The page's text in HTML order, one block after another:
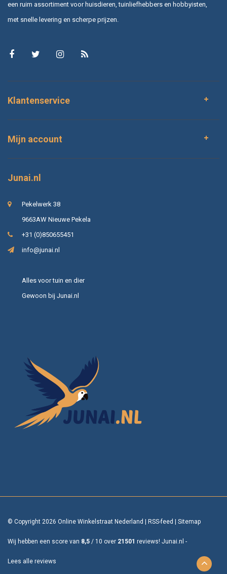
een ruim assortiment voor huisdieren, tuinliefhebbers en hobbyisten,
met snelle levering en scherpe prijzen.
Klantenservice
Mijn account
Junai.nl
Pekelwerk 38
9663AW Nieuwe Pekela
+31 (0)850655451
info@junai.nl
Alles voor tuin en dier
Gewoon bij Junai.nl
© Copyright 2026 Online Winkelstraat Nederland RSS-feed Sitemap
Wij hebben een score van 8,5 / 10 over 21501 reviews! Junai.nl -
Lees alle reviews